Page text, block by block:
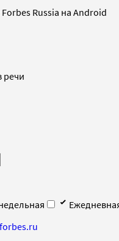
Russia на Android
речи
forbes.ru